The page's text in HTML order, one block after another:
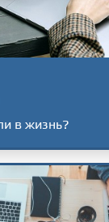
в жизнь?